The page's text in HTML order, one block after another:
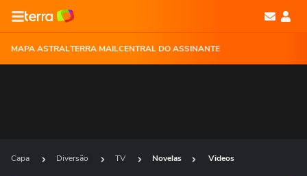
MAPA ASTRALTERRA MAILCENTRAL DO ASSINANTE
Capa Diversão TV Novelas Videos